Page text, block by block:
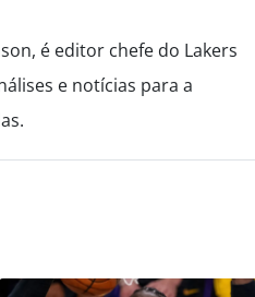
é editor chefe do Lakers
e notícias para a